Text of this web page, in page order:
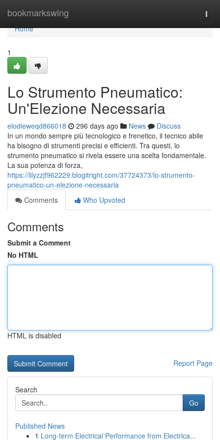
bookmarkswing
Home
Home
1
Lo Strumento Pneumatico:
Un'Elezione Necessaria
elodieweqd866018 296 days ago News
Discuss
In un mondo sempre più tecnologico e frenetico, il tecnico abile
ha bisogno di strumenti precisi e efficienti. Tra questi, lo
strumento pneumatico si rivela essere una scelta fondamentale.
La sua potenza di forza,
https://lilyzzjf962229.blogitright.com/37724373/lo-strumento-
pneumatico-un-elezione-necessaria
Comments
Who Upvoted
Comments
Submit a Comment
No HTML
HTML is disabled
Report Page
Search
Go
Published News
1 Long-term Electrical Performance from Electrica...